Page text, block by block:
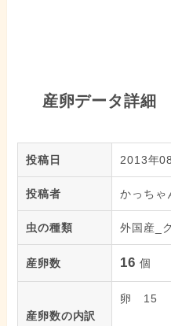
産卵データ詳細
投稿日 2013年
投稿者 かっちゃ
虫の種類 外国産_
産卵数 16 個
産卵数の内訳